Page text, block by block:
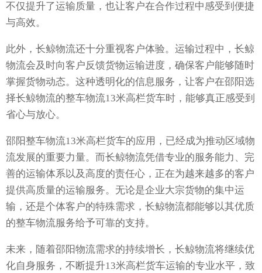
不仅提升了运输质量，也让客户在合作过程中感受到便捷
与高效。
此外，长鲸物流还十分重视客户体验。运输过程中，长鲸
物流会及时向客户反馈货物运输进度，确保客户能够随时
掌握货物动态。这种透明化的信息服务，让客户在邵阳选
择长鲸物流的整车物流13米高栏货车时，能够真正感受到
省心与放心。
邵阳整车物流13米高栏货车的应用，已经成为推动区域物
流发展的重要力量。而长鲸物流凭借专业的服务能力、完
善的运输体系以及高度的责任心，正在为越来越多的客户
提供高质量的运输服务。无论是企业大宗货物的集中运
输，还是个体客户的特殊需求，长鲸物流都能够以其优质
的整车物流服务给予可靠的支持。
未来，随着邵阳物流需求的持续增长，长鲸物流将继续优
化自身服务，不断提升13米高栏货车运输的专业水平，致